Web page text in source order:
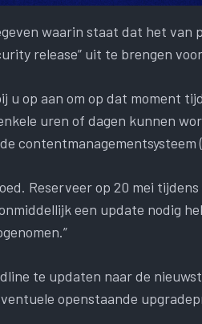
waarin staat dat het van
release” uit te brengen
u op aan om op dat moment
uren of dagen kunnen
contentmanagementsysteem
Reserveer op 20 mei
een update nodig
te updaten naar de
openstaande